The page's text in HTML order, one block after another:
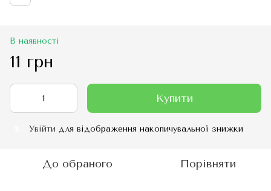
В наявності
11 грн
Купити
Увійти для відображення накопичувальної знижки
До обраного Порівняти